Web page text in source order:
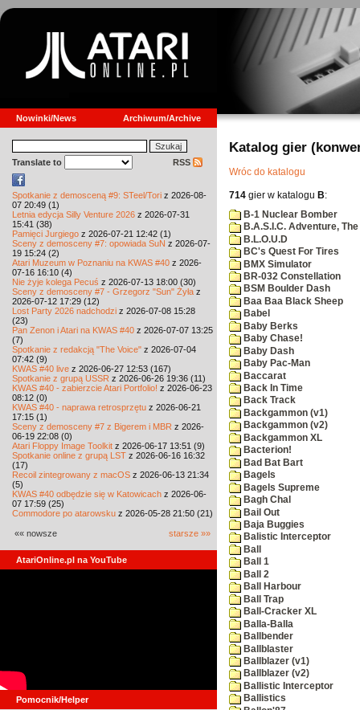
Nowinki/News Archiwum/Archive
Translate to RSS
Spotkanie z demosceną #9: STeel/Tori z 2026-08-
07 20:49 (1)
Letnia edycja Silly Venture 2026 z 2026-07-31
15:41 (38)
Pamięci Jurgiego z 2026-07-21 12:42 (1)
Sceny z demosceny #7: opowiada SuN z 2026-07-
19 15:24 (2)
Atari Muzeum w Poznaniu na KWAS #40 z 2026-
07-16 16:10 (4)
Nie żyje kolega Pecuś z 2026-07-13 18:00 (30)
Sceny z demosceny #7 - Grzegorz "Sun" Żyła z
2026-07-12 17:29 (12)
Lost Party 2026 nadchodzi z 2026-07-08 15:28
(23)
Pan Zenon i Atari na KWAS #40 z 2026-07-07 13:25
(7)
Spotkanie z redakcją "The Voice" z 2026-07-04
07:42 (9)
KWAS #40 live z 2026-06-27 12:53 (167)
Spotkanie z grupą USSR z 2026-06-26 19:36 (11)
KWAS #40 - zabierzcie Atari Portfolio! z 2026-06-23
08:12 (0)
KWAS #40 - naprawa retrosprzętu z 2026-06-21
17:15 (1)
Sceny z demosceny #7 z Bigerem i MBR z 2026-
06-19 22:08 (0)
Atari Floppy Image Toolkit z 2026-06-17 13:51 (9)
Spotkanie online z grupą LST z 2026-06-16 16:32
(17)
Recoil zintegrowany z macOS z 2026-06-13 21:34
(5)
KWAS #40 odbędzie się w Katowicach z 2026-06-
07 17:59 (25)
Commodore po atarowsku z 2026-05-28 21:50 (21)
«« nowsze starsze »»
AtariOnline.pl na YouTube
Pomocnik/Helper
Katalog gier
Wróc do katalogu
714 gier w katalogu B:
B-1 Nuclear Bomber
B.A.S.I.C. Adventure, The
B.L.O.U.D
BC's Quest For Tires
BMX Simulator
BR-032 Constellation
BSM Boulder Dash
Baa Baa Black Sheep
Babel
Baby Berks
Baby Chase!
Baby Dash
Baby Pac-Man
Baccarat
Back In Time
Back Track
Backgammon (v1)
Backgammon (v2)
Backgammon XL
Bacterion!
Bad Bat Bart
Bagels
Bagels Supreme
Bagh Chal
Bail Out
Baja Buggies
Balistic Interceptor
Ball
Ball 1
Ball 2
Ball Harbour
Ball Trap
Ball-Cracker XL
Balla-Balla
Ballbender
Ballblaster
Ballblazer (v1)
Ballblazer (v2)
Ballistic Interceptor
Ballistics